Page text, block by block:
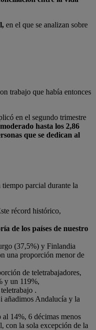
en el que se analizan sobre
trabajo que había entonces
en el segundo trimestre
hasta los 2,86
que se dedican al
parcial durante la
récord histórico,
de los países de nuestro
(37,5%) y Finlandia
una proporción menor de
de teletrabajadores,
y un 119%,
.
añadimos Andalucía y la
14%, 6 décimas menos
con la sola excepción de la